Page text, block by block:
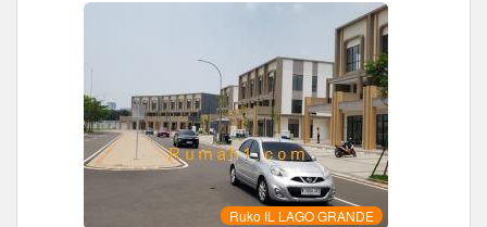
Ruko IL LAGO GRANDE